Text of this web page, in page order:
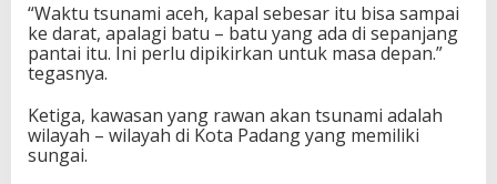
“Waktu tsunami aceh, kapal sebesar itu bisa sampai
ke darat, apalagi batu – batu yang ada di sepanjang
pantai itu. Ini perlu dipikirkan untuk masa depan.”
tegasnya.
Ketiga, kawasan yang rawan akan tsunami adalah
wilayah – wilayah di Kota Padang yang memiliki
sungai.